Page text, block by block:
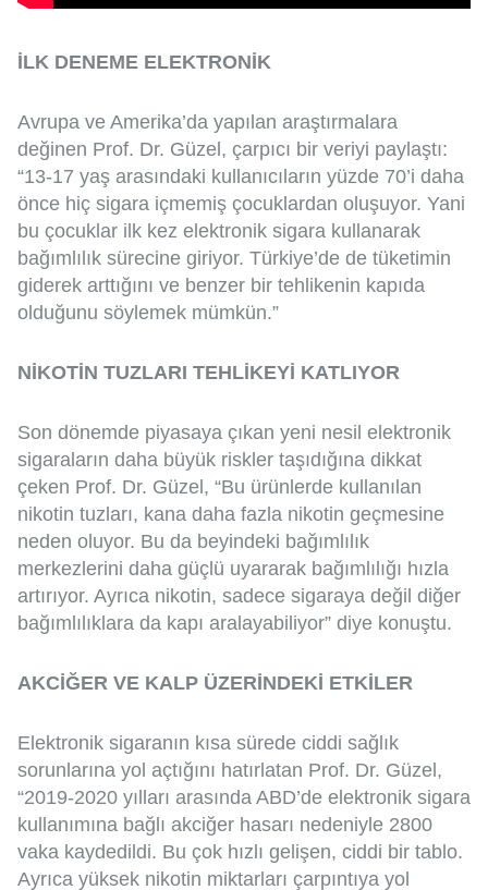
İLK DENEME ELEKTRONİK
Avrupa ve Amerika’da yapılan araştırmalara
değinen Prof. Dr. Güzel, çarpıcı bir veriyi paylaştı:
“13-17 yaş arasındaki kullanıcıların yüzde 70’i daha
önce hiç sigara içmemiş çocuklardan oluşuyor. Yani
bu çocuklar ilk kez elektronik sigara kullanarak
bağımlılık sürecine giriyor. Türkiye’de de tüketimin
giderek arttığını ve benzer bir tehlikenin kapıda
olduğunu söylemek mümkün.”
NİKOTİN TUZLARI TEHLİKEYİ KATLIYOR
Son dönemde piyasaya çıkan yeni nesil elektronik
sigaraların daha büyük riskler taşıdığına dikkat
çeken Prof. Dr. Güzel, “Bu ürünlerde kullanılan
nikotin tuzları, kana daha fazla nikotin geçmesine
neden oluyor. Bu da beyindeki bağımlılık
merkezlerini daha güçlü uyararak bağımlılığı hızla
artırıyor. Ayrıca nikotin, sadece sigaraya değil diğer
bağımlılıklara da kapı aralayabiliyor” diye konuştu.
AKCİĞER VE KALP ÜZERİNDEKİ ETKİLER
Elektronik sigaranın kısa sürede ciddi sağlık
sorunlarına yol açtığını hatırlatan Prof. Dr. Güzel,
“2019-2020 yılları arasında ABD’de elektronik sigara
kullanımına bağlı akciğer hasarı nedeniyle 2800
vaka kaydedildi. Bu çok hızlı gelişen, ciddi bir tablo.
Ayrıca yüksek nikotin miktarları çarpıntıya yol